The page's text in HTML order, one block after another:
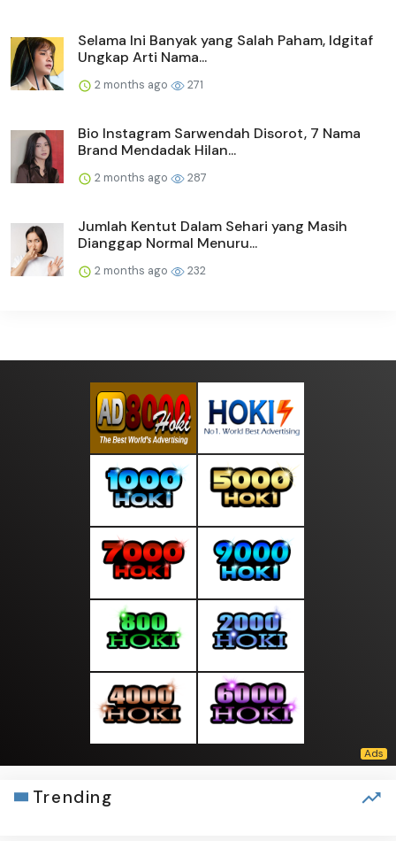
Selama Ini Banyak yang Salah Paham, Idgitaf
Ungkap Arti Nama...
2 months ago 271
Bio Instagram Sarwendah Disorot, 7 Nama
Brand Mendadak Hilan...
2 months ago 287
Jumlah Kentut Dalam Sehari yang Masih
Dianggap Normal Menuru...
2 months ago 232
Trending